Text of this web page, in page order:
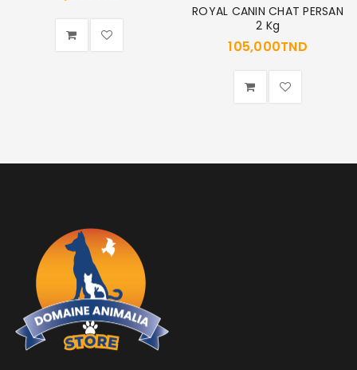
Se souvenir de moi
ROYAL CANIN CHAT PERSAN
2 Kg
105,000TND